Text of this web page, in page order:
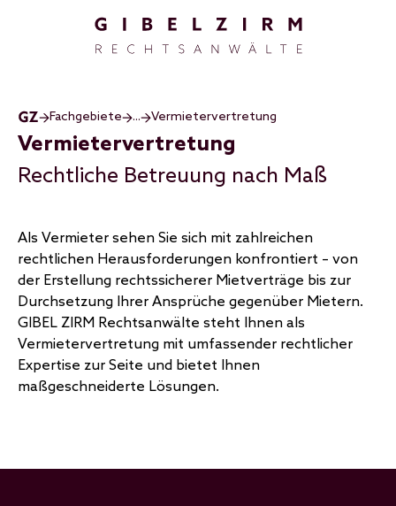
Fachgebiete ... Vermietervertretung
Vermietervertretung
Rechtliche Betreuung nach Maß
Als Vermieter sehen Sie sich mit zahlreichen
rechtlichen Herausforderungen konfrontiert – von
der Erstellung rechtssicherer Mietverträge bis zur
Durchsetzung Ihrer Ansprüche gegenüber Mietern.
GIBEL ZIRM Rechtsanwälte steht Ihnen als
Vermietervertretung mit umfassender rechtlicher
Expertise zur Seite und bietet Ihnen
maßgeschneiderte Lösungen.